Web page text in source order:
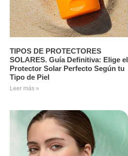
TIPOS DE PROTECTORES
SOLARES. Guía Definitiva: Elige el
Protector Solar Perfecto Según tu
Tipo de Piel
Leer más »